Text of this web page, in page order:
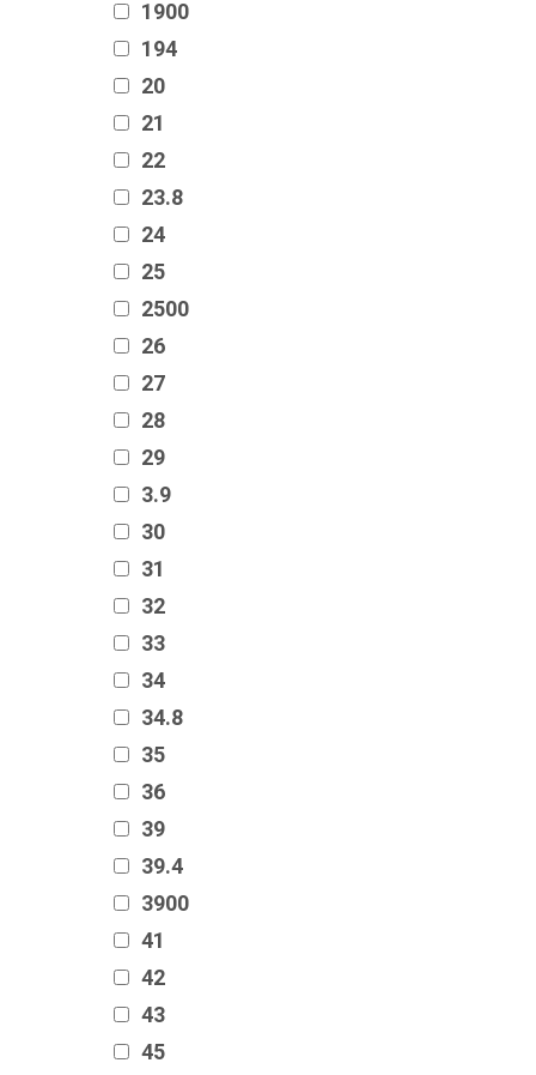
1900
194
20
21
22
23.8
24
25
2500
26
27
28
29
3.9
30
31
32
33
34
34.8
35
36
39
39.4
3900
41
42
43
45